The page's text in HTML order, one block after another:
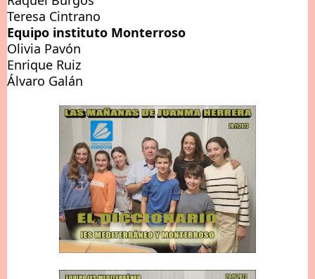
Teresa Cintrano
Equipo instituto Monterroso
Olivia Pavón
Enrique Ruiz
Álvaro Galán